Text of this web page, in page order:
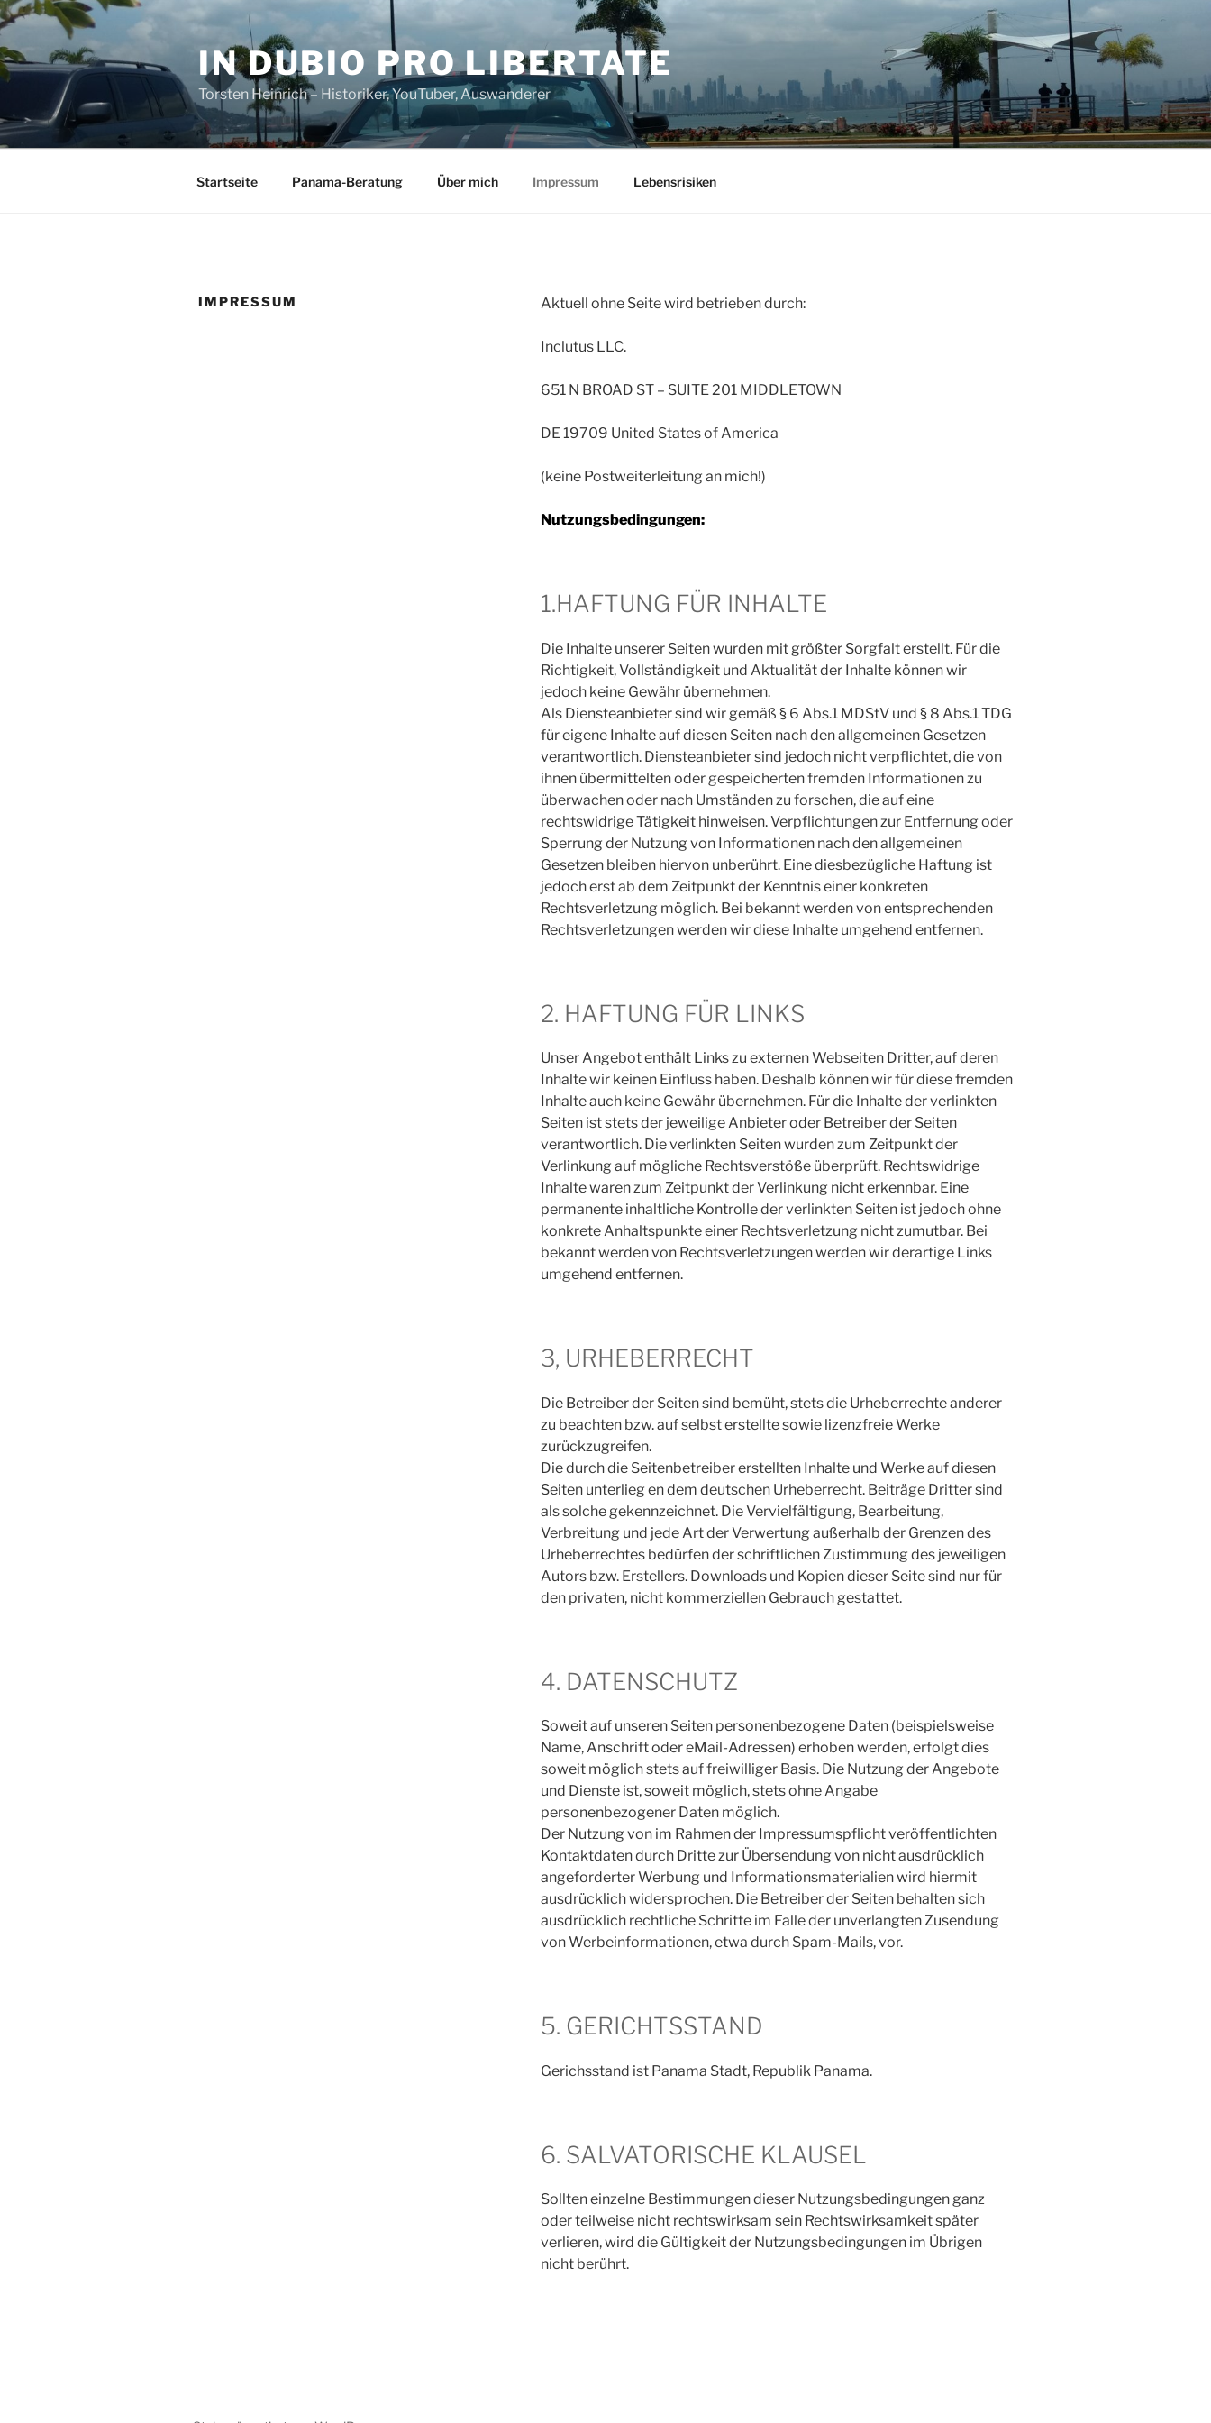
Zum
Inhalt
springen
IN DUBIO PRO LIBERTATE
Torsten Heinrich – Historiker, YouTuber, Auswanderer
Startseite Panama-Beratung Über mich Impressum Lebensrisiken
IMPRESSUM Aktuell ohne Seite wird betrieben durch:
Inclutus LLC.
651 N BROAD ST – SUITE 201 MIDDLETOWN
DE 19709 United States of America
(keine Postweiterleitung an mich!)
Nutzungsbedingungen:
1.HAFTUNG FÜR INHALTE
Die Inhalte unserer Seiten wurden mit größter Sorgfalt erstellt. Für die
Richtigkeit, Vollständigkeit und Aktualität der Inhalte können wir
jedoch keine Gewähr übernehmen.
Als Diensteanbieter sind wir gemäß § 6 Abs.1 MDStV und § 8 Abs.1 TDG
für eigene Inhalte auf diesen Seiten nach den allgemeinen Gesetzen
verantwortlich. Diensteanbieter sind jedoch nicht verpflichtet, die von
ihnen übermittelten oder gespeicherten fremden Informationen zu
überwachen oder nach Umständen zu forschen, die auf eine
rechtswidrige Tätigkeit hinweisen. Verpflichtungen zur Entfernung oder
Sperrung der Nutzung von Informationen nach den allgemeinen
Gesetzen bleiben hiervon unberührt. Eine diesbezügliche Haftung ist
jedoch erst ab dem Zeitpunkt der Kenntnis einer konkreten
Rechtsverletzung möglich. Bei bekannt werden von entsprechenden
Rechtsverletzungen werden wir diese Inhalte umgehend entfernen.
2. HAFTUNG FÜR LINKS
Unser Angebot enthält Links zu externen Webseiten Dritter, auf deren
Inhalte wir keinen Einfluss haben. Deshalb können wir für diese fremden
Inhalte auch keine Gewähr übernehmen. Für die Inhalte der verlinkten
Seiten ist stets der jeweilige Anbieter oder Betreiber der Seiten
verantwortlich. Die verlinkten Seiten wurden zum Zeitpunkt der
Verlinkung auf mögliche Rechtsverstöße überprüft. Rechtswidrige
Inhalte waren zum Zeitpunkt der Verlinkung nicht erkennbar. Eine
permanente inhaltliche Kontrolle der verlinkten Seiten ist jedoch ohne
konkrete Anhaltspunkte einer Rechtsverletzung nicht zumutbar. Bei
bekannt werden von Rechtsverletzungen werden wir derartige Links
umgehend entfernen.
3, URHEBERRECHT
Die Betreiber der Seiten sind bemüht, stets die Urheberrechte anderer
zu beachten bzw. auf selbst erstellte sowie lizenzfreie Werke
zurückzugreifen.
Die durch die Seitenbetreiber erstellten Inhalte und Werke auf diesen
Seiten unterlieg en dem deutschen Urheberrecht. Beiträge Dritter sind
als solche gekennzeichnet. Die Vervielfältigung, Bearbeitung,
Verbreitung und jede Art der Verwertung außerhalb der Grenzen des
Urheberrechtes bedürfen der schriftlichen Zustimmung des jeweiligen
Autors bzw. Erstellers. Downloads und Kopien dieser Seite sind nur für
den privaten, nicht kommerziellen Gebrauch gestattet.
4. DATENSCHUTZ
Soweit auf unseren Seiten personenbezogene Daten (beispielsweise
Name, Anschrift oder eMail-Adressen) erhoben werden, erfolgt dies
soweit möglich stets auf freiwilliger Basis. Die Nutzung der Angebote
und Dienste ist, soweit möglich, stets ohne Angabe
personenbezogener Daten möglich.
Der Nutzung von im Rahmen der Impressumspflicht veröffentlichten
Kontaktdaten durch Dritte zur Übersendung von nicht ausdrücklich
angeforderter Werbung und Informationsmaterialien wird hiermit
ausdrücklich widersprochen. Die Betreiber der Seiten behalten sich
ausdrücklich rechtliche Schritte im Falle der unverlangten Zusendung
von Werbeinformationen, etwa durch Spam-Mails, vor.
5. GERICHTSSTAND
Gerichsstand ist Panama Stadt, Republik Panama.
6. SALVATORISCHE KLAUSEL
Sollten einzelne Bestimmungen dieser Nutzungsbedingungen ganz
oder teilweise nicht rechtswirksam sein Rechtswirksamkeit später
verlieren, wird die Gültigkeit der Nutzungsbedingungen im Übrigen
nicht berührt.